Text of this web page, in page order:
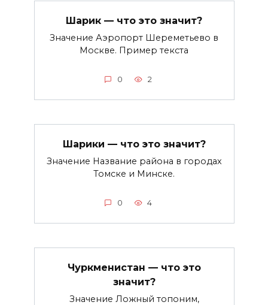
Шарик — что это значит?
Значение Аэропорт Шереметьево в
Москве. Пример текста
0 2
Шарики — что это значит?
Значение Название района в городах
Томске и Минске.
0 4
Чуркменистан — что это
значит?
Значение Ложный топоним,